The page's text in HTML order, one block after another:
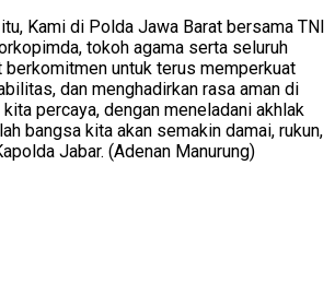
Kami di Polda Jawa Barat bersama TNI
tokoh agama serta seluruh
berkomitmen untuk terus memperkuat
dan menghadirkan rasa aman di
percaya, dengan meneladani akhlak
bangsa kita akan semakin damai, rukun,
Jabar. (Adenan Manurung)